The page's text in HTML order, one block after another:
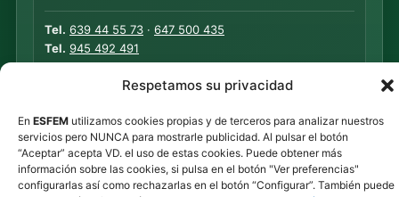
Respetamos su privacidad
En ESFEM utilizamos cookies propias y de terceros para analizar nuestros
servicios pero NUNCA para mostrarle publicidad. Al pulsar el botón
“Aceptar” acepta VD. el uso de estas cookies. Puede obtener más
información sobre las cookies, si pulsa en el botón "Ver preferencias"
configurarlas así como rechazarlas en el botón “Configurar”. También puede
Tel. 639 44 55 73 · 647 500 435
Tel. 945 492 491
Email info@esfem.net
Atención online en toda España · Respuesta ágil por
WhatsApp y correo.